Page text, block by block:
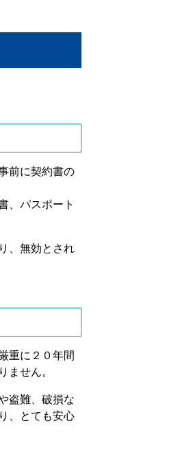
前に契約書の
、パスポート
、無効とされ
重に２０年間
ません。
盗難、破損な
、とても安心